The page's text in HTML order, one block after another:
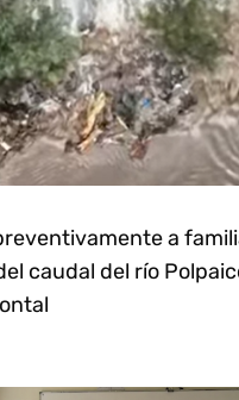
a
caudal del río